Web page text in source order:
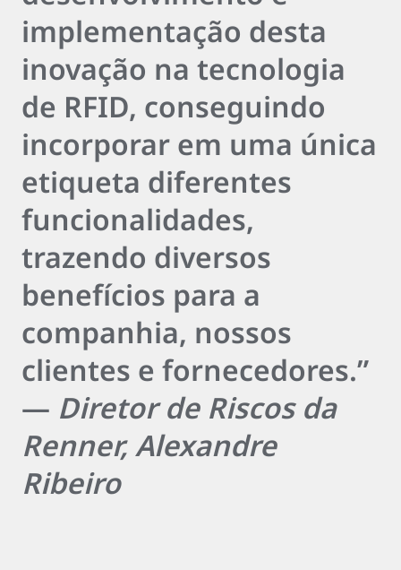
implementação desta
inovação na tecnologia
de RFID, conseguindo
incorporar em uma única
etiqueta diferentes
funcionalidades,
trazendo diversos
benefícios para a
companhia, nossos
clientes e fornecedores.”
— Diretor de Riscos da
Renner, Alexandre
Ribeiro